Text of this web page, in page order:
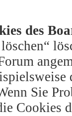
des
Sie
Cookies